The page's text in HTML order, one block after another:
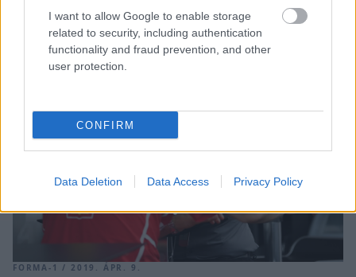
I want to allow Google to enable storage
related to security, including authentication
functionality and fraud prevention, and other
user protection.
CONFIRM
Data Deletion Data Access Privacy Policy
FORMA-1 / 2019. ÁPR. 9.